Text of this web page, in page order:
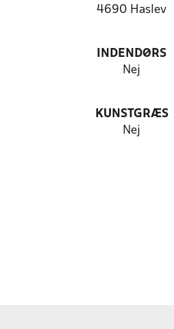
4690 Haslev
INDENDØRS
Nej
KUNSTGRÆS
Nej